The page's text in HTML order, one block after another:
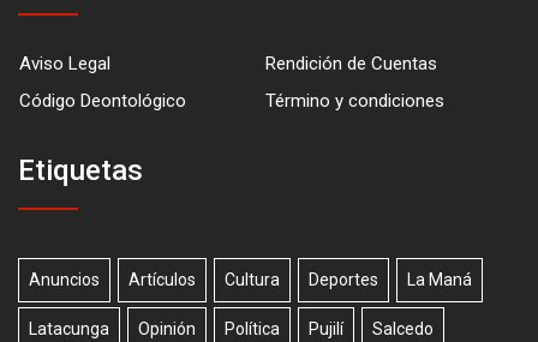
Aviso Legal
Rendición de Cuentas
Código Deontológico
Término y condiciones
Etiquetas
Anuncios Artículos Cultura Deportes La Maná
Latacunga Opinión Política Pujilí Salcedo